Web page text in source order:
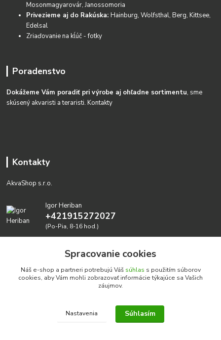
Mosonmagyarovár, Janossomoria
Privezieme aj do Rakúska:Hainburg, Wolfsthal, Berg, Kittsee,
Edelsal
Zriaďovanie na kĺúč - fotky
Poradenstvo
Dokážeme Vám poradiť pri výrobe aj ohľadne sortimentu, sme
skúsený akvaristi a teraristi.Kontakty
Kontakty
AkvaShop s.r.o.
Igor Heriban
+421915272027
(Po-Pia, 8-16 hod.)
Realizujeme prírodné akvária: AkvaShop s.r.o. • IBAN:
SK3911000000002947087849
Spracovanie cookies
Náš e-shop a partneri potrebujú Váš súhlas s použitím súborov
cookies, aby Vám mohli zobrazovať informácie týkajúce sa Vašich
záujmov.
Nastavenia Súhlasím